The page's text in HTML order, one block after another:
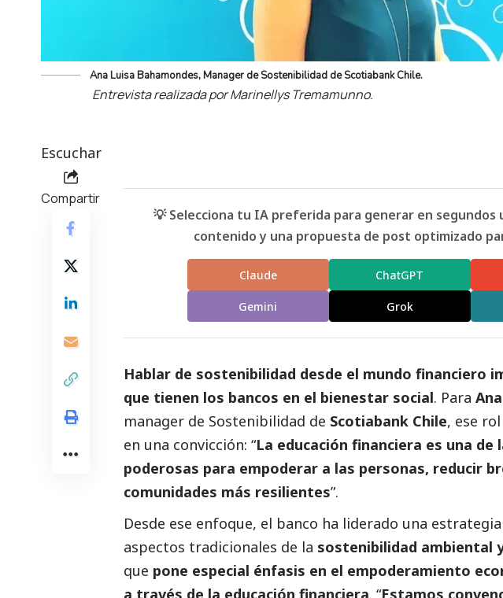
Ana Luisa Bahamondes, Manager de Sostenibilidad de Scotiabank Chile.
Entrevista realizada por Marinellys Tremamunno.
Escuchar
Compartir
💡 Selecciona tu IA preferida para generar en segundos
contenido y una propuesta de post optimizado
Claude ChatGPT
Gemini Grok
Hablar de sostenibilidad desde el mundo financiero
que tienen los bancos en el bienestar social. Para
manager de Sostenibilidad de Scotiabank Chile, ese
en una convicción: “La educación financiera es una
poderosas para empoderar a las personas, reducir
comunidades más resilientes”.
Desde ese enfoque, el banco ha liderado una
aspectos tradicionales de la sostenibilidad ambiental
que pone especial énfasis en el empoderamiento